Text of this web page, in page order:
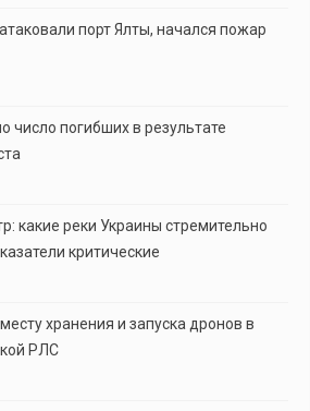
порт Ялты, начался пожар
число погибших в результате
какие реки Украины стремительно
критические
хранения и запуска дронов в
РЛС